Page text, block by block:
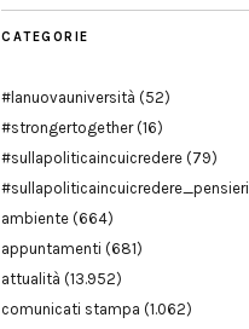
CATEGORIE
#lanuovauniversità (52)
#strongertogether(16)
#sullapoliticaincuicredere (79)
#sullapoliticaincuicredere_pensieri
ambiente (664)
appuntamenti (681)
attualità (13.952)
comunicati stampa (1.062)